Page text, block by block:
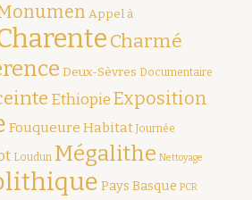
Appel à
Charmé
Deux-Sèvres Documentaire
Ethiopie Exposition
Fouqueure Habitat Journée
Loudun Mégalithe Nettoyage
Pays Basque PCR